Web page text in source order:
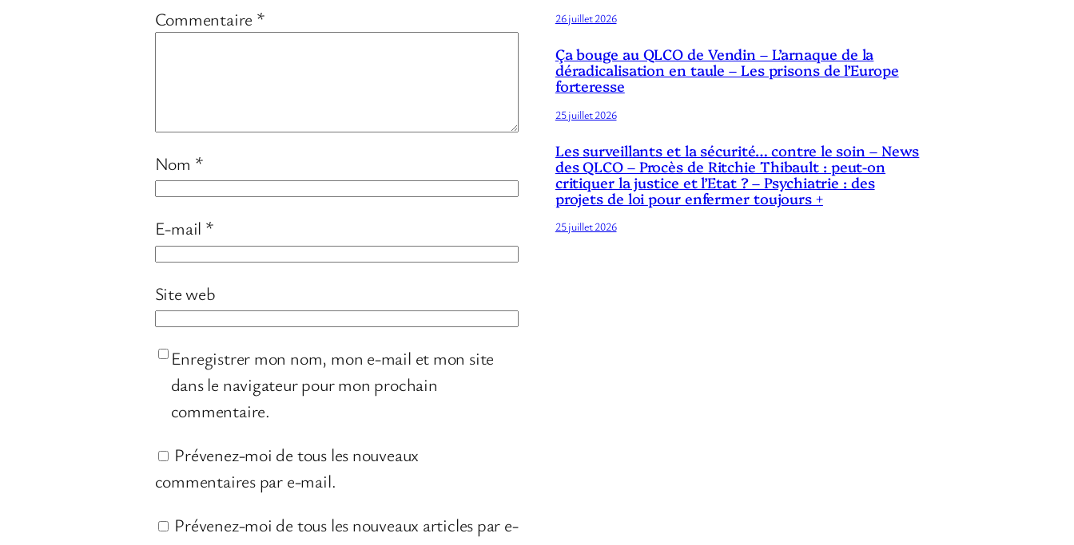
Commentaire *
Nom *
E-mail *
Site web
Enregistrer mon nom, mon e-mail et mon site
dans le navigateur pour mon prochain
commentaire.
Prévenez-moi de tous les nouveaux
commentaires par e-mail.
Prévenez-moi de tous les nouveaux articles par e-
26 juillet 2026
Ça bouge au QLCO de Vendin – L’arnaque de la
déradicalisation en taule – Les prisons de l’Europe
forteresse
25 juillet 2026
Les surveillants et la sécurité… contre le soin – News
des QLCO – Procès de Ritchie Thibault : peut-on
critiquer la justice et l’Etat ? – Psychiatrie : des
projets de loi pour enfermer toujours +
25 juillet 2026